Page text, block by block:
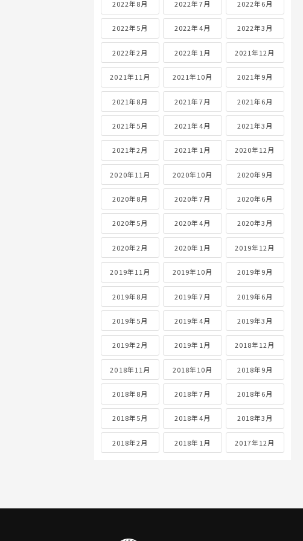
2022年8月 2022年7月 2022年6月
2022年5月 2022年4月 2022年3月
2022年2月 2022年1月 2021年12月
2021年11月 2021年10月 2021年9月
2021年8月 2021年7月 2021年6月
2021年5月 2021年4月 2021年3月
2021年2月 2021年1月 2020年12月
2020年11月 2020年10月 2020年9月
2020年8月 2020年7月 2020年6月
2020年5月 2020年4月 2020年3月
2020年2月 2020年1月 2019年12月
2019年11月 2019年10月 2019年9月
2019年8月 2019年7月 2019年6月
2019年5月 2019年4月 2019年3月
2019年2月 2019年1月 2018年12月
2018年11月 2018年10月 2018年9月
2018年8月 2018年7月 2018年6月
2018年5月 2018年4月 2018年3月
2018年2月 2018年1月 2017年12月